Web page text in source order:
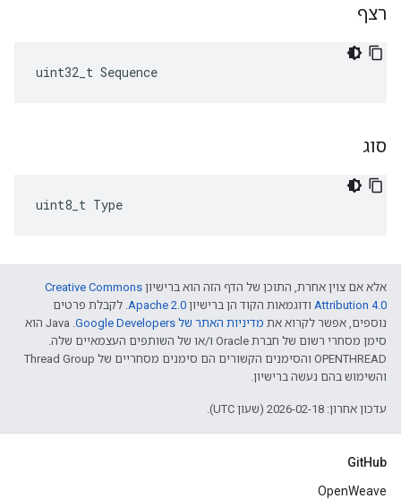
רצף
uint32_t Sequence
סוג
uint8_t Type
אלא אם צוין אחרת, התוכן של הדף הזה הוא ברישיון Creative Commons
Attribution 4.0‏ ודוגמאות הקוד הן ברישיון Apache 2.0‏. לקבלת פרטים
נוספים, אפשר לקרוא את מדיניות האתר של Google Developers‏
.‏ Java הוא
סימן מסחרי רשום של חברת Oracle ו/או של השותפים העצמאיים שלה.
‫OPENTHREAD והסימנים הקשורים הם סימנים מסחריים של Thread Group
והשימוש בהם נעשה ברישיון.
עדכון אחרון: 2026-02-18 (שעון UTC).
GitHub
OpenWeave